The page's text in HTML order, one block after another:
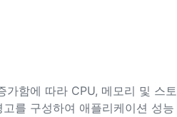
함에 따라 CPU, 메모리 및 스토
를 구성하여 애플리케이션 성능